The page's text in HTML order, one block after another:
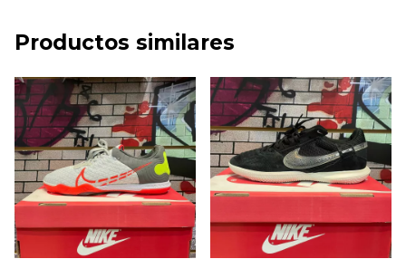
Productos similares